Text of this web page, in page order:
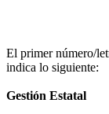
El primer número/
indica lo siguiente:
Gestión Estatal